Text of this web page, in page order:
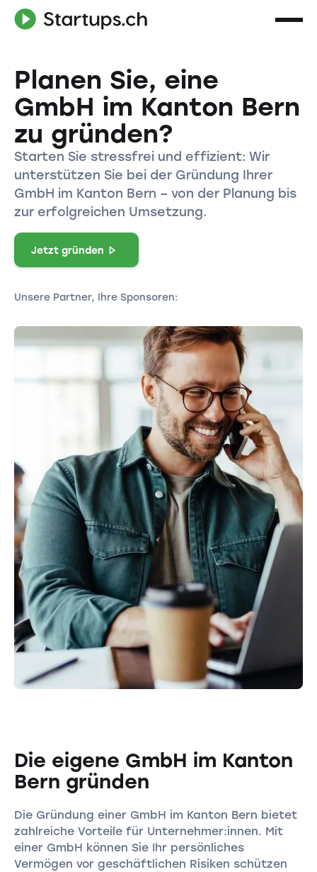
Planen Sie, eine
GmbH im Kanton Bern
zu gründen?
Starten Sie stressfrei und effizient: Wir
unterstützen Sie bei der Gründung Ihrer
GmbH im Kanton Bern – von der Planung bis
zur erfolgreichen Umsetzung.
Jetzt gründen
Unsere Partner, Ihre Sponsoren:
Die eigene GmbH im Kanton
Bern gründen
Die Gründung einer GmbH im Kanton Bern bietet
zahlreiche Vorteile für Unternehmer:innen. Mit
einer GmbH können Sie Ihr persönliches
Vermögen vor geschäftlichen Risiken schützen